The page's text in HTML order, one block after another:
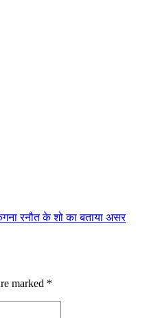
रनौत के शो का बताया असर
marked *